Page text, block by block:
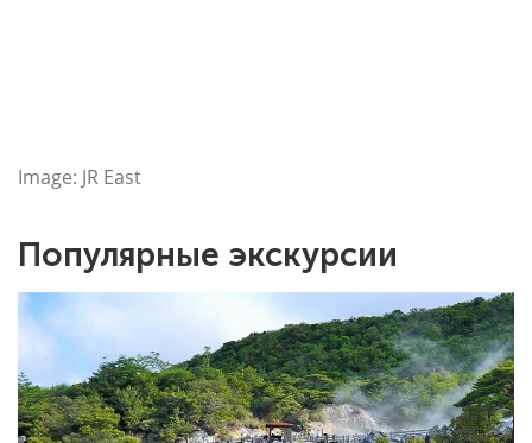
Image: JR East
Популярные экскурсии